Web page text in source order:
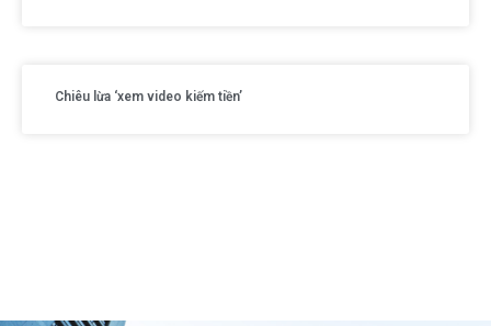
Chiêu lừa ‘xem video kiếm tiền’